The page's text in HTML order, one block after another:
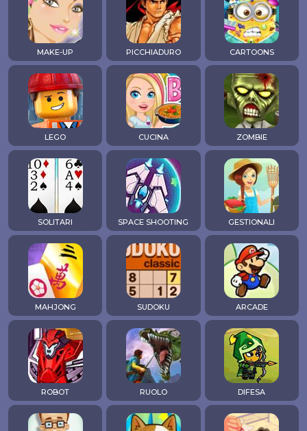
MAKE-UP PICCHIADURO CARTOONS
LEGO CUCINA ZOMBIE
SOLITARI SPACE SHOOTING GESTIONALI
MAHJONG SUDOKU ARCADE
ROBOT RUOLO DIFESA